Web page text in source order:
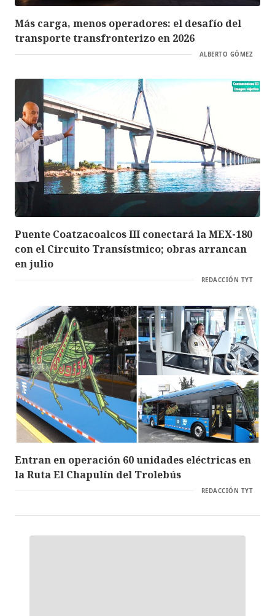
Más carga, menos operadores: el desafío del
transporte transfronterizo en 2026
ALBERTO GÓMEZ
Puente Coatzacoalcos III conectará la MEX-180
con el Circuito Transístmico; obras arrancan
en julio
REDACCIÓN TYT
Entran en operación 60 unidades eléctricas en
la Ruta El Chapulín del Trolebús
REDACCIÓN TYT